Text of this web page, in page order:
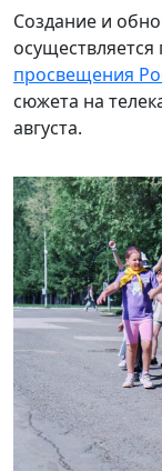
Создание и
просвещения
сюжета на
августа.